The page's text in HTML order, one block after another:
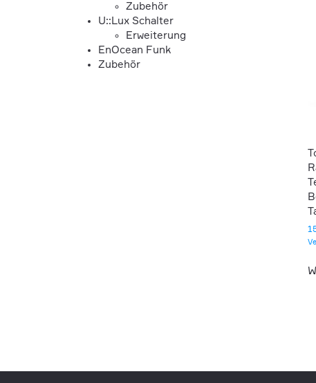
Zubehör
U::Lux Schalter
Erweiterung
EnOcean Funk
Zubehör